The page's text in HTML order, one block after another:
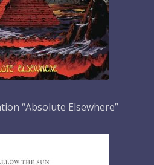
“Absolute Elsewhere”